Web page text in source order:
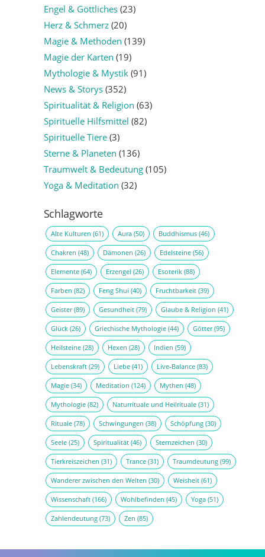
Engel & Göttliches(23)
Herz & Schmerz(20)
Magie & Methoden (139)
Magie der Karten (19)
Mythologie & Mystik(91)
News & Storys(352)
Spiritualität & Religion (63)
Spirituelle Hilfsmittel (82)
Spirituelle Tiere(3)
Sterne & Planeten (136)
Traumwelt & Bedeutung(105)
Yoga & Meditation (32)
Schlagworte
Alte Kulturen (61) Aura(50) Buddhismus(46)
Chakren (48) Dämonen (26) Edelsteine(56)
Elemente(64) Erzengel (26) Esoterik(88)
Farben (82) Feng Shui (40) Fruchtbarkeit(39)
Geister(89) Gesundheit(79) Glaube & Religion (41)
Glück(26) Griechische Mythologie(44) Götter(95)
Heilsteine(28) Hexen (28) Indien (59)
Lebenskraft(29) Liebe(41) Live-Balance(83)
Magie(34) Meditation (124) Mythen (48)
Mythologie(82) Naturrituale und Heilrituale(31)
Rituale(78) Schwingungen (38) Schöpfung(30)
Seele(25) Spiritualität(46) Sternzeichen (30)
Tierkreiszeichen (31) Trance(31) Traumdeutung(99)
Wanderer zwischen den Welten (30) Weisheit(61)
Wissenschaft(166) Wohlbefinden (45) Yoga(51)
Zahlendeutung(73) Zen (85)